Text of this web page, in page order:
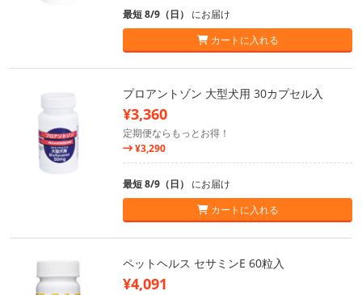
最短 8/9（日） にお届け
カートに入れる
プロアントゾン 大型犬用 30カプセル入
¥3,360
定期便ならもっとお得！
¥3,290
最短 8/9（日） にお届け
カートに入れる
ペットヘルス セサミンE 60粒入
¥4,091